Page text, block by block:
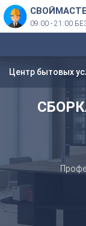
09:00 - 21:00
Центр бытовых